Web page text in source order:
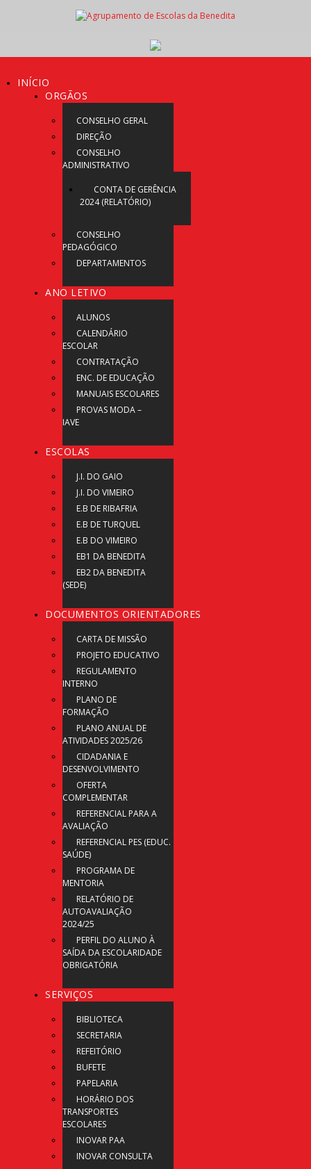
INÍCIO
ORGÃOS
CONSELHO GERAL
DIREÇÃO
CONSELHO
ADMINISTRATIVO
CONTA DE GERÊNCIA
2024 (RELATÓRIO)
CONSELHO
PEDAGÓGICO
DEPARTAMENTOS
ANO LETIVO
ALUNOS
CALENDÁRIO
ESCOLAR
CONTRATAÇÃO
ENC. DE EDUCAÇÃO
MANUAIS ESCOLARES
PROVAS MODA –
IAVE
ESCOLAS
J.I. DO GAIO
J.I. DO VIMEIRO
E.B DE RIBAFRIA
E.B DE TURQUEL
E.B DO VIMEIRO
EB1 DA BENEDITA
EB2 DA BENEDITA
(SEDE)
DOCUMENTOS ORIENTADORES
CARTA DE MISSÃO
PROJETO EDUCATIVO
REGULAMENTO
INTERNO
PLANO DE
FORMAÇÃO
PLANO ANUAL DE
ATIVIDADES 2025/26
CIDADANIA E
DESENVOLVIMENTO
OFERTA
COMPLEMENTAR
REFERENCIAL PARA A
AVALIAÇÃO
REFERENCIAL PES (EDUC.
SAÚDE)
PROGRAMA DE
MENTORIA
RELATÓRIO DE
AUTOAVALIAÇÃO
2024/25
PERFIL DO ALUNO À
SAÍDA DA ESCOLARIDADE
OBRIGATÓRIA
SERVIÇOS
BIBLIOTECA
SECRETARIA
REFEITÓRIO
BUFETE
PAPELARIA
HORÁRIO DOS
TRANSPORTES
ESCOLARES
INOVAR PAA
INOVAR CONSULTA